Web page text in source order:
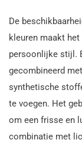
De
kleuren maakt
persoonlijke stijl.
gecombineerd
synthetische
te voegen. Het
om een frisse en
combinatie met